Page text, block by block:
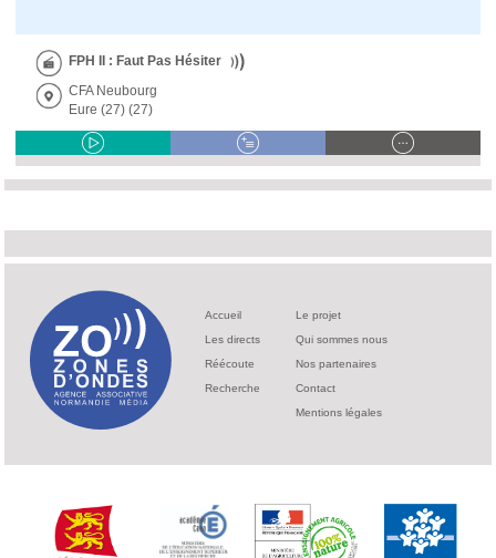
FPH II : Faut Pas Hésiter
CFA Neubourg
Eure (27) (27)
Accueil
Les directs
Réécoute
Recherche
Le projet
Qui sommes nous
Nos partenaires
Contact
Mentions légales